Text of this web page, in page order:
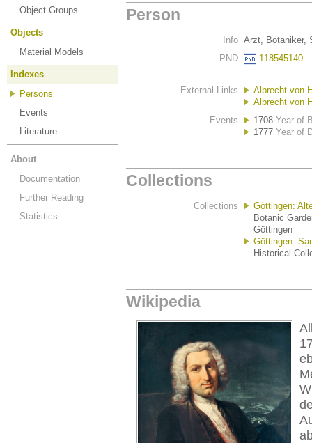
Object Groups
Objects
Material Models
Indexes
Persons
Events
Literature
About
Documentation
Further Reading
Statistics
Person
Info Arzt, Botaniker,
PND
118545140
External Links
Albrecht von
Albrecht von
Events
1708 Year of
1777 Year of
Collections
Collections
Göttingen:
Botanic
Göttingen
Göttingen:
Historical
Wikipedia